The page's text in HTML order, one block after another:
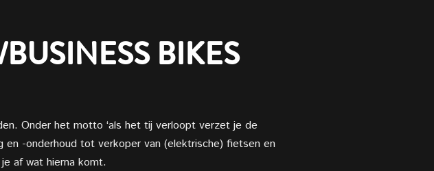
BIKES
Onder het motto ‘als het tij verloopt verzet je de
en -onderhoud tot verkoper van (elektrische) fietsen en
af wat hierna komt.